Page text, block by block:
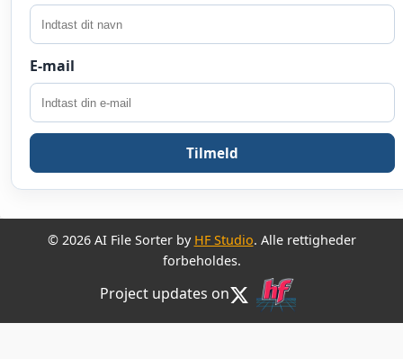
E-mail
Tilmeld
© 2026 AI File Sorter by HF Studio. Alle rettigheder
forbeholdes.
Project updates on